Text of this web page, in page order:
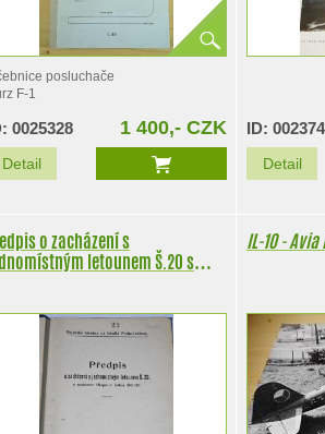
posluchače
F-1
0025328 1 400,- CZK
Detail
ID:
Detail
o zacházení s
letounem Š.20 s
IL-10 -